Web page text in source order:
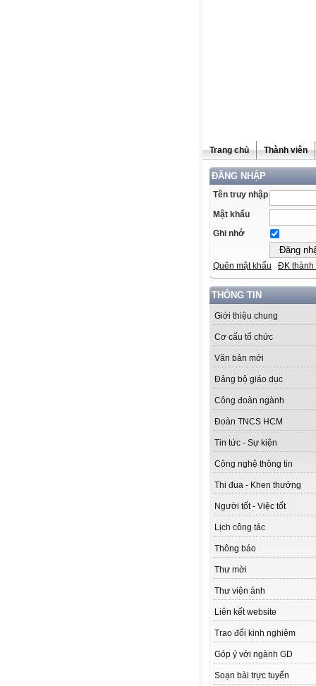
Trang chủ Thành viên
ĐĂNG NHẬP
Tên truy nhập
Mật khẩu
Ghi nhớ
Quên mật khẩu ĐK thành
THÔNG TIN
Giới thiệu chung
Cơ cấu tổ chức
Văn bản mới
Đảng bộ giáo dục
Công đoàn ngành
Đoàn TNCS HCM
Tin tức - Sự kiện
Công nghệ thông tin
Thi đua - Khen thưởng
Người tốt - Việc tốt
Lịch công tác
Thông báo
Thư mời
Thư viện ảnh
Liên kết website
Trao đổi kinh nghiệm
Góp ý với ngành GD
Soạn bài trực tuyến